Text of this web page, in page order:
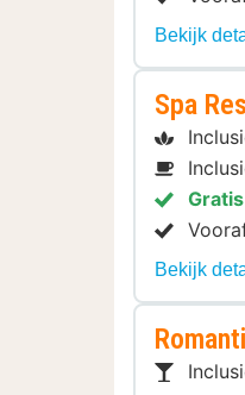
Bekijk
Spa
Bekijk